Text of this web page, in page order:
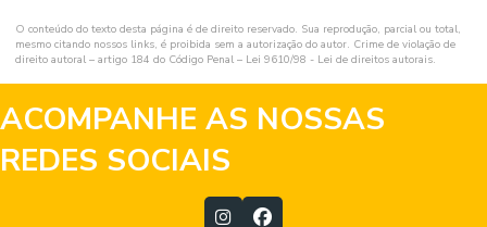
O conteúdo do texto desta página é de direito reservado. Sua reprodução, parcial ou total,
mesmo citando nossos links, é proibida sem a autorização do autor. Crime de violação de
direito autoral – artigo 184 do Código Penal – Lei 9610/98 - Lei de direitos autorais.
ACOMPANHE AS NOSSAS
REDES SOCIAIS